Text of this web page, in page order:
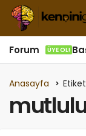
Forum ÜYE OL!
Anasayfa